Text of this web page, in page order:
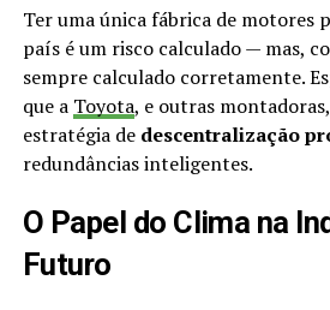
Ter uma única fábrica de motores
país é um risco calculado — mas,
sempre calculado corretamente.
que a Toyota, e outras
estratégia de descentralização
redundâncias inteligentes.
O Papel do Clima na
Futuro